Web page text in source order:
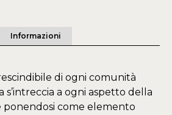
Informazioni
di ogni comunità
s’intreccia a ogni aspetto della
ponendosi come elemento